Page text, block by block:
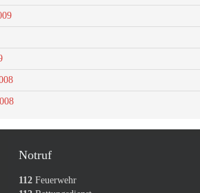
Notruf
112Feuerwehr